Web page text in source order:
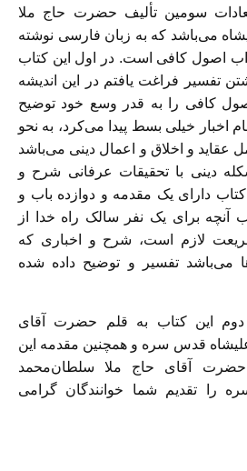
سومین تألیف حضرت حاج ملا
می‌باشد که به زبان فارسی نوشته
اصول کافی است. در اول این کتاب
تفسیر فراغت یافتم در این اندیشه
کافی را به قدر وسع خود توضیح
اخبار خیلی بسط پیدا می‌کرد، به نحو
عقاید و اخلاق و اعمال دینی می‌باشد
دینی با تحقیقات عرفانی شرح و
دارای یک مقدمه و دوازده باب و
آنچه برای یک نفر سالک راه خدا از
لازم است، شرح و اخباری که
می‌باشد تفسیر و توضیح داده شده
این کتاب به قلم حضرت آقای
قدس سره و همچنین مقدمه این
آقای حاج ملا سلطان‌محمد
را تقدیم شما خوانندگان گرامی